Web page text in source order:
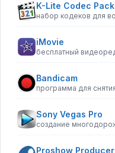
K-Lite Codec Pack
iMovie
Bandicam
Sony Vegas Pro
Proshow Producer